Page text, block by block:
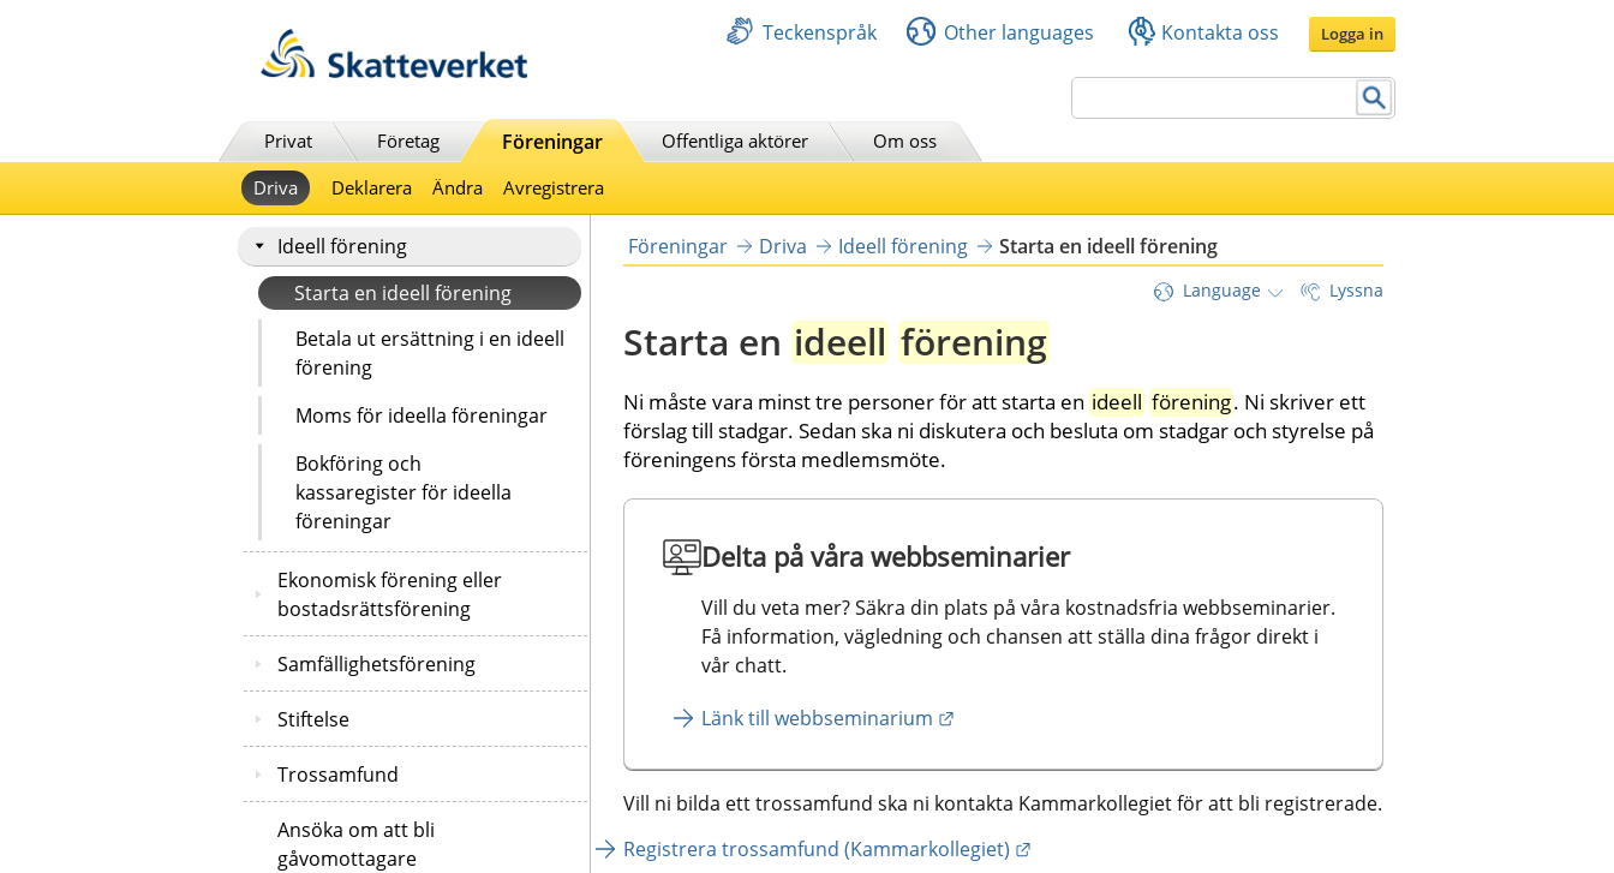
Teckenspråk Other languages Kontakta oss Logga in
Privat Företag Föreningar Offentliga aktörer
Om oss
Driva
Deklarera Ändra Avregistrera
Ideell förening
Starta en ideell förening
Betala ut ersättning i en ideell
förening
Moms för ideella föreningar
Bokföring och
kassaregister för ideella
föreningar
Ekonomisk förening eller
bostadsrättsförening
Samfällighetsförening
Stiftelse
Trossamfund
Ansöka om att bli
gåvomottagare
Föreningar Driva Ideell förening Starta en ideell förening
Language Lyssna
Starta en ideell förening
Ni måste vara minst tre personer för att starta en ideell förening. Ni skriver ett
förslag till stadgar. Sedan ska ni diskutera och besluta om stadgar och styrelse på
föreningens första medlemsmöte.
Delta på våra webbseminarier
Vill du veta mer? Säkra din plats på våra kostnadsfria webbseminarier.
Få information, vägledning och chansen att ställa dina frågor direkt i
vår chatt.
Länk till webbseminarium
Vill ni bilda ett trossamfund ska ni kontakta Kammarkollegiet för att bli registrerade.
Registrera trossamfund (Kammarkollegiet)
Länk till annan webbplats.